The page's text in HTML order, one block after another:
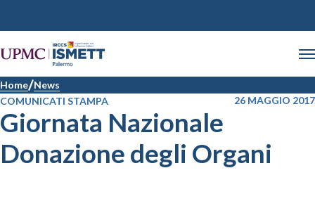
Home News
COMUNICATI STAMPA
26 MAGGIO 2017
Giornata Nazionale
Donazione degli Organi